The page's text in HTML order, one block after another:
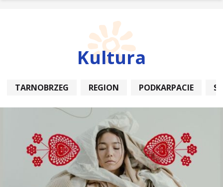
Kultura
TARNOBRZEG REGION PODKARPACIE